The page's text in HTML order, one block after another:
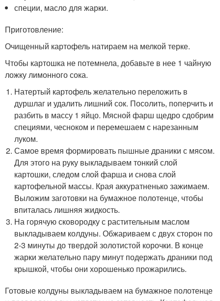
специи, масло для жарки.
Приготовление:
Очищенный картофель натираем на мелкой терке.
Чтобы картошка не потемнела, добавьте в нее 1 чайную
ложку лимонного сока.
Натертый картофель желательно переложить в
дуршлаг и удалить лишний сок. Посолить, поперчить и
разбить в массу 1 яйцо. Мясной фарш щедро сдобрим
специями, чесноком и перемешаем с нарезанным
луком.
Самое время формировать пышные драники с мясом.
Для этого на руку выкладываем тонкий слой
картошки, следом слой фарша и снова слой
картофельной массы. Края аккуратненько зажимаем.
Выложим заготовки на бумажное полотенце, чтобы
впиталась лишняя жидкость.
На горячую сковородку с растительным маслом
выкладываем колдуны. Обжариваем с двух сторон по
2-3 минуты до твердой золотистой корочки. В конце
жарки желательно пару минут подержать драники под
крышкой, чтобы они хорошенько прожарились.
Готовые колдуны выкладываем на бумажное полотенце